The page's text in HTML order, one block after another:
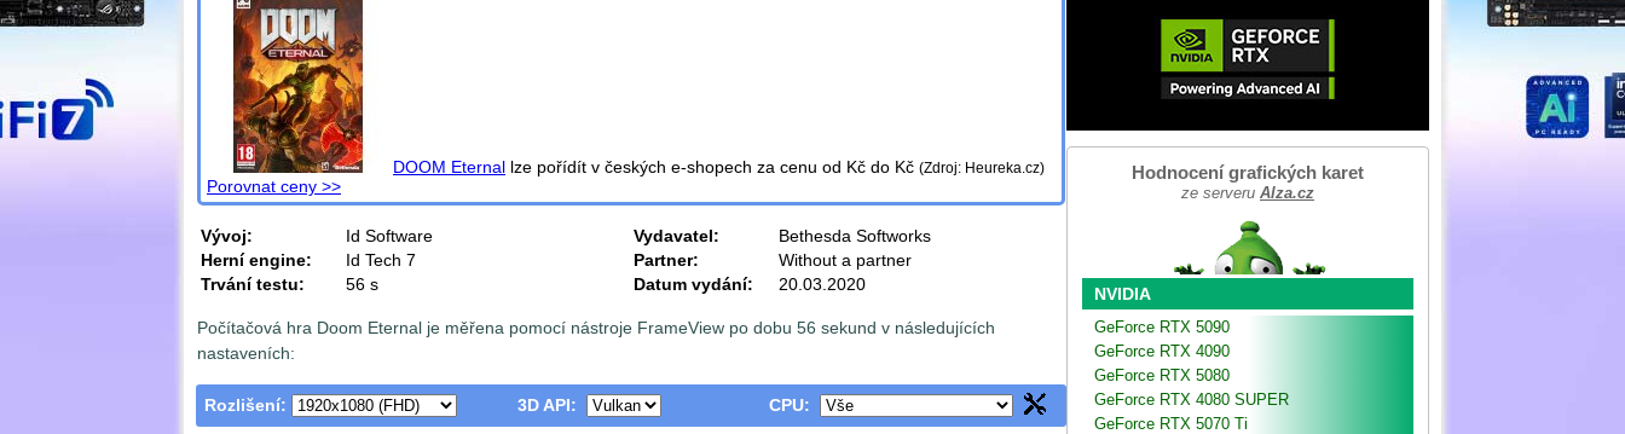
DOOM Eternal lze pořídít v českých e-shopech za cenu od Kč do Kč (Zdroj: Heureka.cz)
Porovnat ceny >>
Vývoj: Id Software Vydavatel:
Bethesda Softworks
Herní engine:
Id Tech 7 Partner:
Without a partner
Trvání testu:
56 s Datum vydání: 20.03.2020
Počítačová hra Doom Eternal je měřena pomocí nástroje FrameView po dobu 56 sekund v následujících
nastaveních:
Rozlišení: 3D API: CPU:
Hodnocení grafických karet
ze serveru Alza.cz
NVIDIA
GeForce RTX 5090
GeForce RTX 4090
GeForce RTX 5080
GeForce RTX 4080 SUPER
GeForce RTX 5070 Ti